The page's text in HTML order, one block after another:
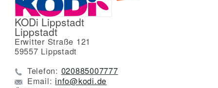
KODi Lippstadt
Lippstadt
Erwitter Straße 121
59557 Lippstadt
Telefon: 020885007777
Email: info@kodi.de